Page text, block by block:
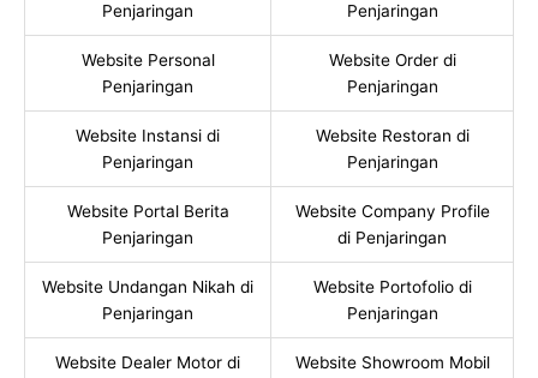
Penjaringan
Penjaringan
Website Personal
Penjaringan
Website Order di
Penjaringan
Website Instansi di
Penjaringan
Website Restoran di
Penjaringan
Website Portal Berita
Penjaringan
Website Company Profile
di Penjaringan
Website Undangan Nikah di
Penjaringan
Website Portofolio di
Penjaringan
Website Dealer Motor di
Website Showroom Mobil